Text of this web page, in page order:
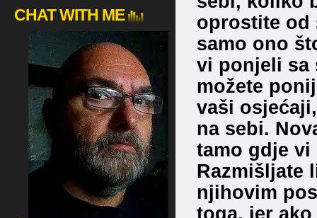
oprostite od
samo ono
vi ponjeli sa
možete
vaši
na sebi.
tamo gdje
Razmišljate
njihovim
CHAT WITH ME